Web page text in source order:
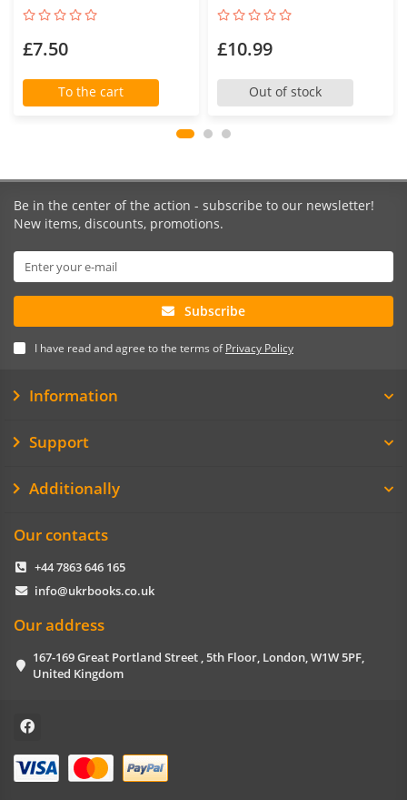
£7.50
To the cart
£10.99
Out of stock
Be in the center of the action - subscribe to our newsletter!
New items, discounts, promotions.
Subscribe
I have read and agree to the terms ofPrivacy Policy
Information
Support
Additionally
Our contacts
+44 7863 646 165
info@ukrbooks.co.uk
Our address
167-169 Great Portland Street , 5th Floor, London, W1W 5PF,
United Kingdom